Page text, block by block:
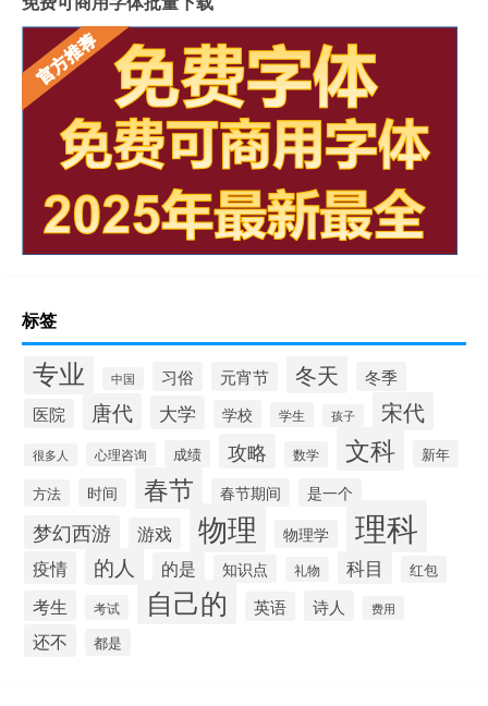
标签
专业 中国 习俗 元宵节 冬天
冬季
医院
唐代 大学 学校 学生 孩子 宋代
很多人 心理咨询 成绩 攻略 数学 文科
新年
方法
时间 春节 春节期间 是一个
梦幻西游 游戏 物理 物理学 理科
疫情 的人 的是 知识点 礼物 科目 红包
考生 考试 自己的 英语 诗人 费用
还不 都是